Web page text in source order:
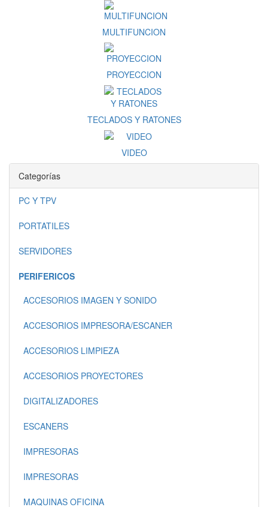
MULTIFUNCION
PROYECCION
TECLADOS Y RATONES
VIDEO
Categorías
PC Y TPV
PORTATILES
SERVIDORES
PERIFERICOS
ACCESORIOS IMAGEN Y SONIDO
ACCESORIOS IMPRESORA/ESCANER
ACCESORIOS LIMPIEZA
ACCESORIOS PROYECTORES
DIGITALIZADORES
ESCANERS
IMPRESORAS
IMPRESORAS
MAQUINAS OFICINA